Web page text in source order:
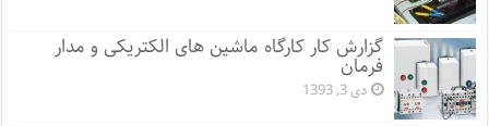
گزارش کار کارگاه ماشین های الکتریکی و مدار
فرمان
دی 3, 1393